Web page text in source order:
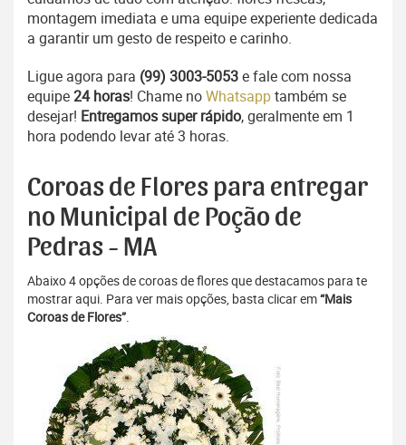
montagem imediata e uma equipe experiente dedicada
a garantir um gesto de respeito e carinho.
Ligue agora para (99) 3003-5053e fale com nossa
equipe24 horas! Chame noWhatsapptambém se
desejar! Entregamos super rápido, geralmente em 1
hora podendo levar até 3 horas.
Coroas de Flores para entregar
no Municipal de Poção de
Pedras - MA
Abaixo 4 opções de coroas de flores que destacamos para te
mostrar aqui. Para ver mais opções, basta clicar em“Mais
Coroas de Flores”.